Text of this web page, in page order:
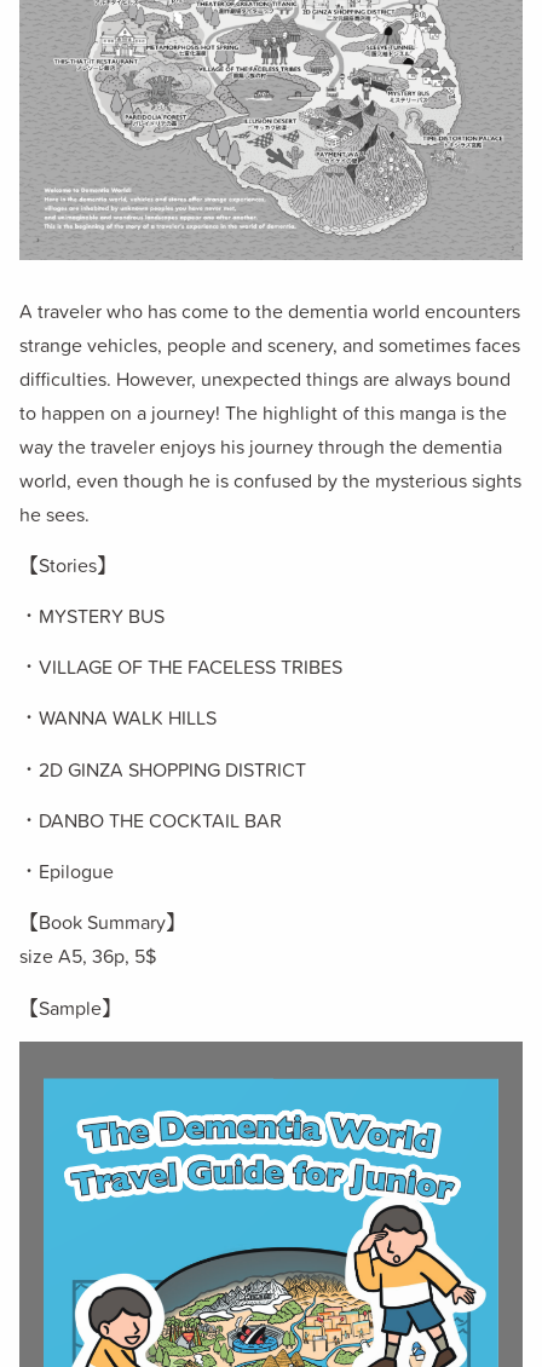
A traveler who has come to the dementia world encounters
strange vehicles, people and scenery, and sometimes faces
difficulties. However, unexpected things are always bound
to happen on a journey! The highlight of this manga is the
way the traveler enjoys his journey through the dementia
world, even though he is confused by the mysterious sights
he sees.
【Stories】
・MYSTERY BUS
・VILLAGE OF THE FACELESS TRIBES
・WANNA WALK HILLS
・2D GINZA SHOPPING DISTRICT
・DANBO THE COCKTAIL BAR
・Epilogue
【Book Summary】
size A5, 36p, 5$
【Sample】